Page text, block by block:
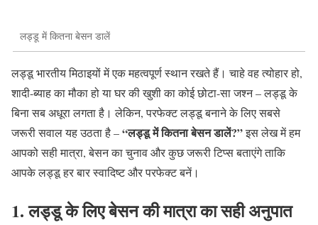
लड्डू में कितना बेसन डालें
लड्डू भारतीय मिठाइयों में एक महत्वपूर्ण स्थान रखते हैं। चाहे वह त्योहार हो,
शादी-ब्याह का मौका हो या घर की खुशी का कोई छोटा-सा जश्न – लड्डू के
बिना सब अधूरा लगता है। लेकिन, परफेक्ट लड्डू बनाने के लिए सबसे
जरूरी सवाल यह उठता है –“लड्डू में कितना बेसन डालें?”इस लेख में हम
आपको सही मात्रा, बेसन का चुनाव और कुछ जरूरी टिप्स बताएंगे ताकि
आपके लड्डू हर बार स्वादिष्ट और परफेक्ट बनें।
1. लड्डू के लिए बेसन की मात्रा का सही अनुपात